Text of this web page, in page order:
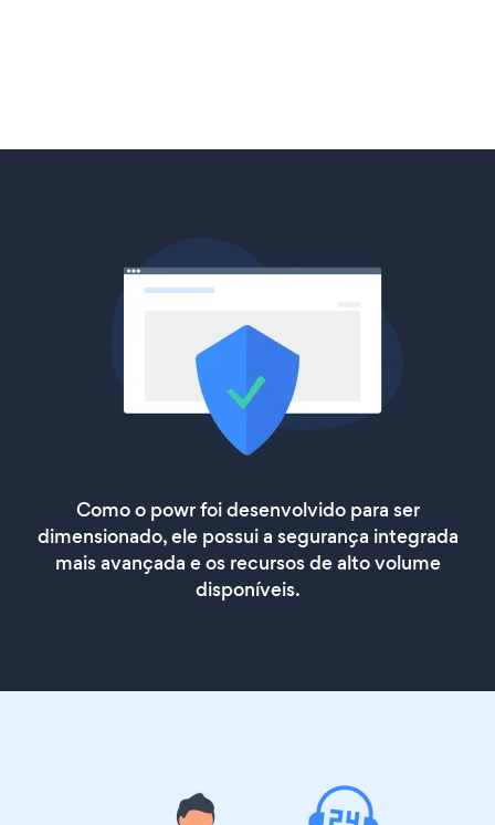
Como o powr foi desenvolvido para ser
dimensionado, ele possui a segurança integrada
mais avançada e os recursos de alto volume
disponíveis.